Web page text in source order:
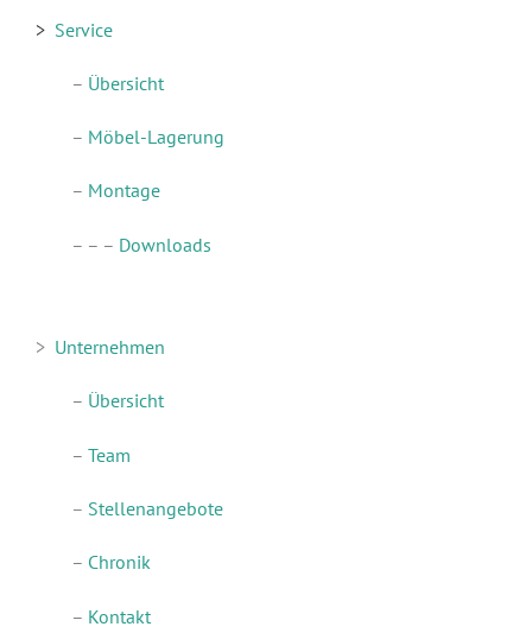
> Service
– Übersicht
– Möbel-Lagerung
– Montage
– – – Downloads
> Unternehmen
– Übersicht
– Team
– Stellenangebote
– Chronik
– Kontakt